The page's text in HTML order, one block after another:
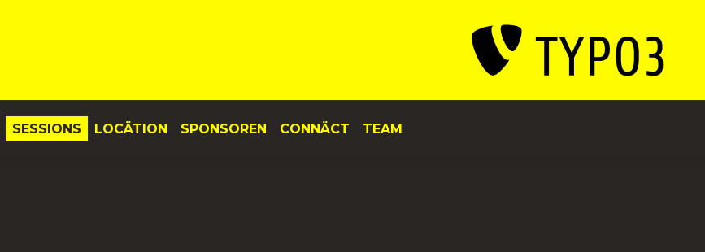
SESSIONS LOCÄTION SPONSOREN CONNÄCT TEAM